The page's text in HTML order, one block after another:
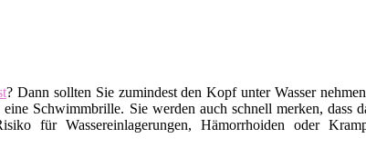
? Dann sollten Sie zumindest den Kopf unter Wasser
Schwimmbrille. Sie werden auch schnell merken, dass
für Wassereinlagerungen, Hämorrhoiden oder